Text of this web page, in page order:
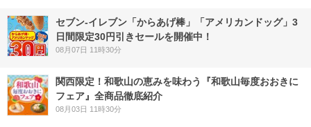
セブン‐イレブン「からあげ棒」「アメリカンドッグ」3
日間限定30円引きセールを開催中！
08月07日 11時30分
関西限定！和歌山の恵みを味わう『和歌山毎度おおきに
フェア』全商品徹底紹介
08月03日 11時30分